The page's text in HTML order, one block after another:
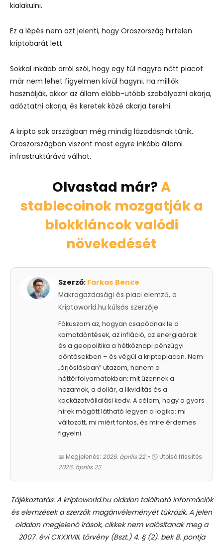
kialakulni.
Ez a lépés nem azt jelenti, hogy Oroszország hirtelen
kriptobarát lett.
Sokkal inkább arról szól, hogy egy túl nagyra nőtt piacot
már nem lehet figyelmen kívül hagyni. Ha milliók
használják, akkor az állam előbb-utóbb szabályozni akarja,
adóztatni akarja, és keretek közé akarja terelni.
A kripto sok országban még mindig lázadásnak tűnik.
Oroszországban viszont most egyre inkább állami
infrastruktúrává válhat.
Olvastad már?A
stablecoinok mozgatják a
blokkláncok valódi
növekedését
Szerző: Farkas Bence
Makrogazdasági és piaci elemző, a
Kriptoworld.hu külsős szerzője
Fókuszom az, hogyan csapódnak le a
kamatdöntések, az infláció, az energiaárak
és a geopolitika a hétköznapi pénzügyi
döntésekben – és végül a kriptopiacon. Nem
„árjóslásban” utazom, hanem a
háttérfolyamatokban: mit üzennek a
hozamok, a dollár, a likviditás és a
kockázatvállalási kedv. A célom, hogy a gyors
hírek mögött látható legyen a logika: mi
változott, mi miért fontos, és mire érdemes
figyelni.
📅 Megjelenés: 2026. április 22. • 🕓 Utolsó frissítés:
2026. április 22.
Tájékoztatás: A kriptoworld.hu oldalon található információk
és elemzések a szerzők magánvéleményét tükrözik. A jelen
oldalon megjelenő írások, cikkek nem valósítanak meg a
2007. évi CXXXVIII. törvény (Bszt.) 4. § (2). bek 8. pontja